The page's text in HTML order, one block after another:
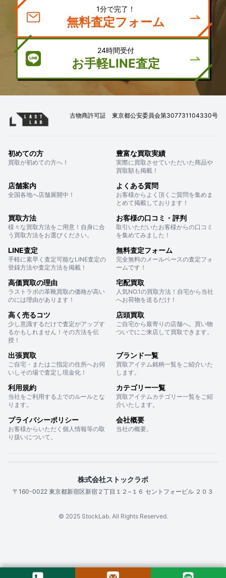
1分で完了！
無料査定フォーム
24時間受付
お手軽LINE査定
古物商許可証 東京都公安委員会第307731104330号
初めての方
買取が初めての方へ！
豊富な買取実績
実際に買取させていただいた商品や
買取額も掲載！
店舗案内
全国各地へ店舗展開中！
よくある質問
お客様からよく頂くご質問を集めま
とめて掲載しております！
買取方法
様々な買取方法をご用意！自身に合
う買取方法をお選びください。
お客様の口コミ・評判
取引いただいたお客様からの口コミ
を集めてみました！
LINE査定
手軽に素早く査定可能なLINE査定の
登録方法や査定方法を掲載！
無料査定フォーム
完全無料のメールベースの査定フォ
ームです！
高価買取の理由
ラストラボの革靴買取の価格が高い
のには理由があります！
宅配買取
人気NO.1の買取方法！自宅から当社
へお荷物を送るだけ！
高く売るコツ
少し意識するだけで査定がアップす
るかもしれません！その方法を伝
授！
店頭買取
ご自宅から最寄りの店舗へ。買い物
ついでにご来店して買取できます。
出張買取
ご自宅・またはご指定の住所へお伺
いしその場で査定し現金化！
ブランド一覧
買取アイテム銘柄一覧をご紹介いた
します。
利用規約
当社をご利用する上でのルールとな
ります。
カテゴリー一覧
買取アイテムカテゴリー一覧をご紹
介いたします。
プライバシーポリシー
お客様からいただく個人情報等の取
り扱いについて。
会社概要
当社の概要。
株式会社ストックラボ
〒160-0022 東京都新宿区新宿２丁目１２−１６ セントフォービル ２０３
© 2025 StockLab. All Rights Reserved.